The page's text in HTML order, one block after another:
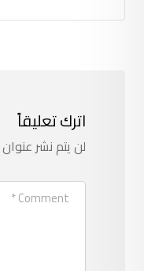
اترك تعليقاً
لن يتم نشر